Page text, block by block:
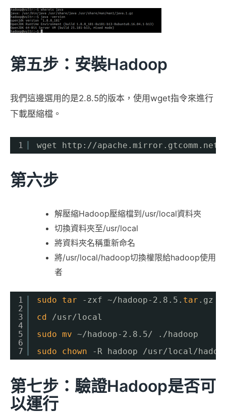
第五步：安裝Hadoop
我們這邊選用的是2.8.5的版本，使用wget指令來進行
下載壓縮檔。
1 wget http: //apache .mirror.gtcomm.net
第六步
解壓縮Hadoop壓縮檔到/usr/local資料夾
切換資料夾至/usr/local
將資料夾名稱重新命名
將/usr/local/hadoop切換權限給hadoop使用
者
1
2
3
4
5
6
7
sudo tar -zxf ~/hadoop-2 .8.5. tar .gz
cd
/usr/local
sudo mv ~/hadoop-2 .8.5/ . /hadoop
sudo
chown -R hadoop /usr/local/
第七步：驗證Hadoop是否可
以運行